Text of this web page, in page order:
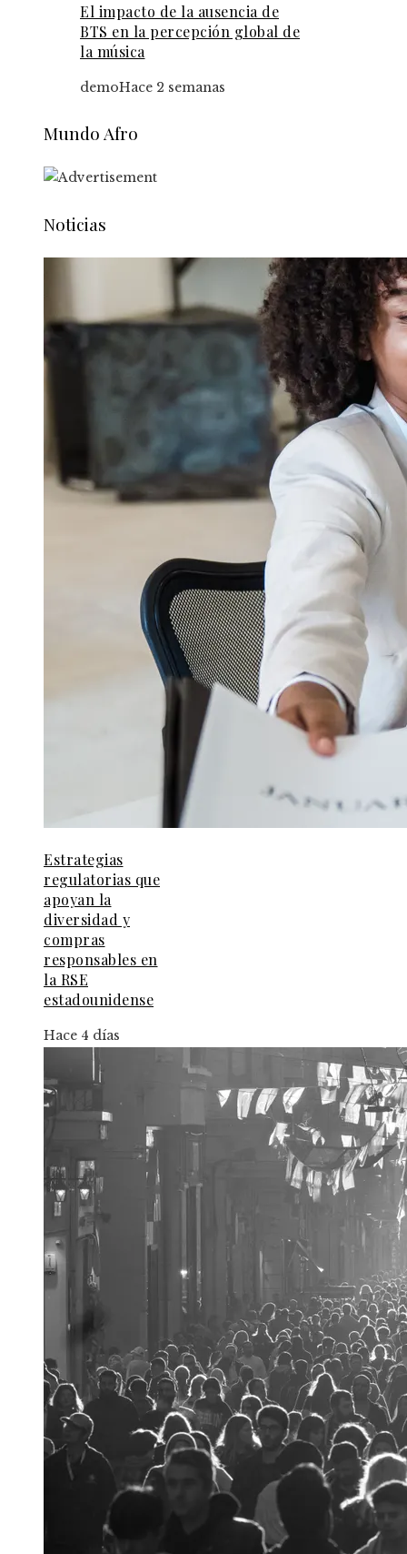
El impacto de la ausencia de
BTS en la percepción global de
la música
demoHace 2 semanas
Mundo Afro
Noticias
Estrategias
regulatorias que
apoyan la
diversidad y
compras
responsables en
la RSE
estadounidense
Hace 4 días